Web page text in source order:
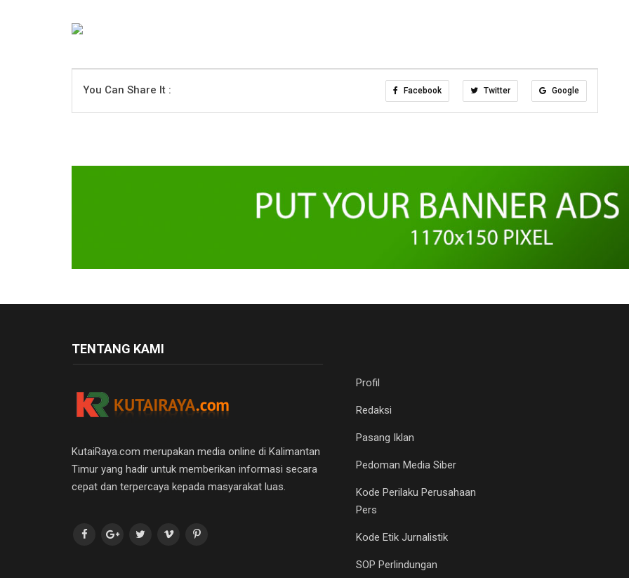
You Can Share It : Facebook Twitter Google
TENTANG KAMI
KutaiRaya.com merupakan media online di Kalimantan
Timur yang hadir untuk memberikan informasi secara
cepat dan terpercaya kepada masyarakat luas.
Profil
Redaksi
Pasang Iklan
Pedoman Media Siber
Kode Perilaku Perusahaan
Pers
Kode Etik Jurnalistik
SOP Perlindungan